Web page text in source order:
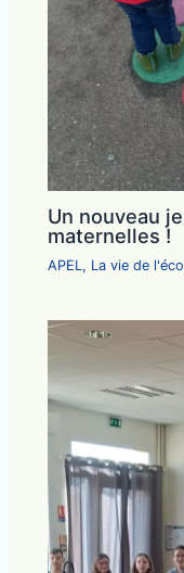
Un nouveau
maternelles !
APEL, La vie de